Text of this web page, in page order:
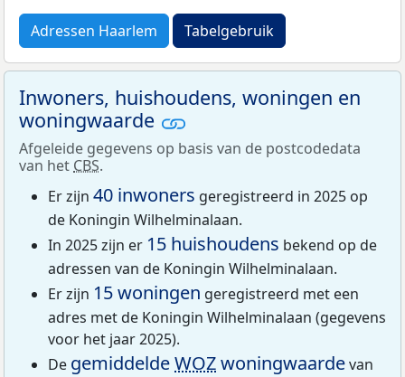
Adressen Haarlem Tabelgebruik
Inwoners, huishoudens, woningen en
woningwaarde
Afgeleide gegevens op basis van de postcodedata
van het CBS.
Er zijn 40 inwoners geregistreerd in 2025 op
de Koningin Wilhelminalaan.
In 2025 zijn er 15 huishoudens bekend op de
adressen van de Koningin Wilhelminalaan.
Er zijn 15 woningen geregistreerd met een
adres met de Koningin Wilhelminalaan (gegevens
voor het jaar 2025).
De gemiddeldeWOZwoningwaardevan